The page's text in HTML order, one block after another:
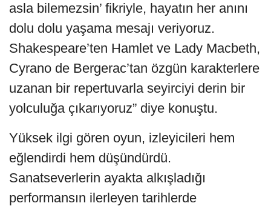
asla bilemezsin’ fikriyle, hayatın her anını
dolu dolu yaşama mesajı veriyoruz.
Shakespeare’ten Hamlet ve Lady Macbeth,
Cyrano de Bergerac’tan özgün karakterlere
uzanan bir repertuvarla seyirciyi derin bir
yolculuğa çıkarıyoruz” diye konuştu.
Yüksek ilgi gören oyun, izleyicileri hem
eğlendirdi hem düşündürdü.
Sanatseverlerin ayakta alkışladığı
performansın ilerleyen tarihlerde